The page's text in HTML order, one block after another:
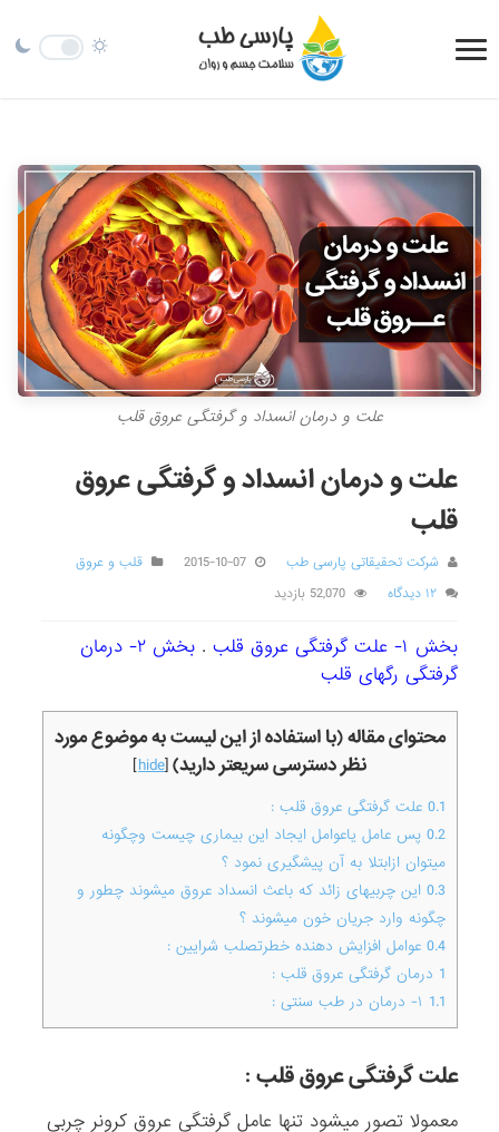
علت و درمان انسداد و گرفتگی عروق قلب
علت و درمان انسداد و گرفتگی عروق
قلب
شرکت تحقیقاتی پارسی طب 2015-10-07
قلب و عروق
۱۲ دیدگاه
52,070 بازدید
بخش ۱- علت گرفتگی عروق قلب .
بخش ۲- درمان
گرفتگی رگهای قلب
محتوای مقاله (با استفاده از این لیست به موضوع مورد
نظر دسترسی سریعتر دارید)[
hide
]
0.1 علت گرفتگی عروق قلب :
0.2 پس عامل یاعوامل ایجاد این بیماری چیست وچگونه
میتوان ازابتلا به آن پیشگیری نمود ؟
0.3 این چربیهای زائد که باعث انسداد عروق میشوند چطور و
چگونه وارد جریان خون میشوند ؟
0.4 عوامل افزایش دهنده خطرتصلب شرایین :
1 درمان گرفتگی عروق قلب :
1.1
علت گرفتگی عروق قلب :
معمولا تصور میشود تنها عامل گرفتگی عروق کرونر چربی